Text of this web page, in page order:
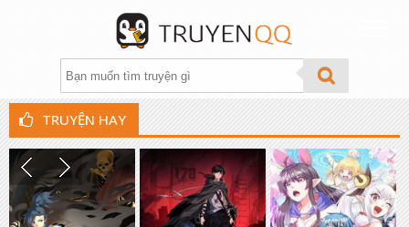
THỂ LOẠI
XẾP HẠNG
TÌM TRUYỆN
TRUYỆN HAY